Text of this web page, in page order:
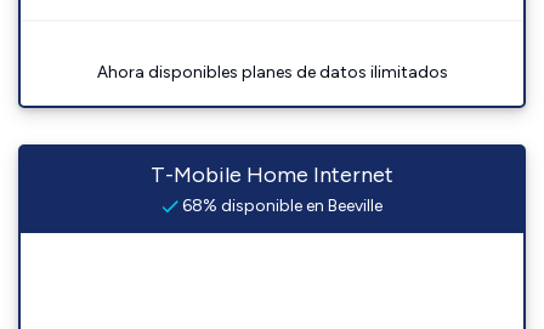
Ahora disponibles planes de datos ilimitados
T-Mobile Home Internet
68% disponible en Beeville